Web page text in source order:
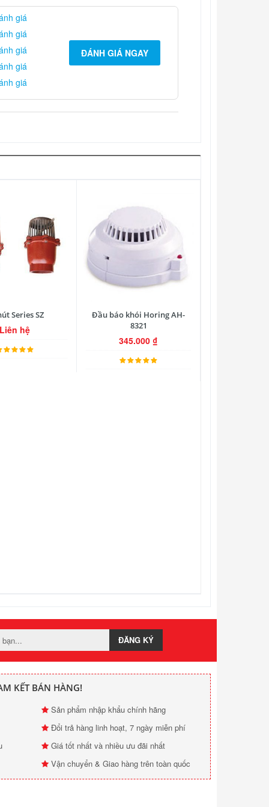
giá
giá
giá
giá
giá
ĐÁNH GIÁ NGAY
Series SZ
Liên hệ
Đầu báo khói Horing AH-
8321
345.000₫
ĐĂNG KÝ
KẾT BÁN HÀNG!
Sản phẩm nhập khẩu chính hãng
Đổi trả hàng linh hoạt, 7 ngày miễn phí
Giá tốt nhất và nhiều ưu đãi nhất
Vận chuyển & Giao hàng trên toàn quốc